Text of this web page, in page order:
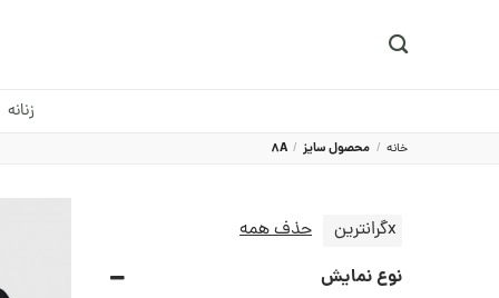
زنانه
خانه / محصول سایز /
8A
xگرانترین حذف همه
نوع نمایش